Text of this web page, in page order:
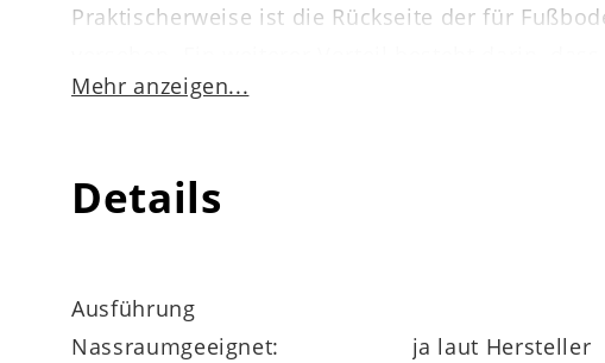
Praktischerweise ist die Rückseite der für
waschen können. Bei niedriger Temperatur ist er
Der attraktive Interliving Badteppich Serie 9111
Dazu hat das gesamte Badteppichprogramm 5
Mehr anzeigen...
Details
Ausführung
Nassraumgeeignet:
ja laut Hersteller